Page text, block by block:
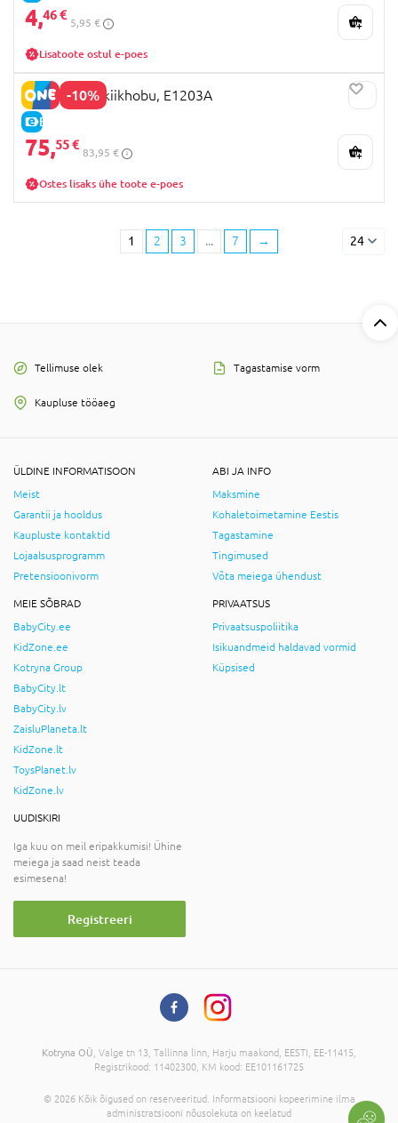
4,46 €
5,95 €
Lisatoote ostul e-poes
-10%
E-HIND
HAPE 2-in-1 kiikhobu, E1203A
75,55 €
83,95 €
Ostes lisaks ühe toote e-poes
1 2 3 ... 7 → 24
Tellimuse olek Tagastamise vorm
Kaupluse tööaeg
ÜLDINE INFORMATISOON
Meist
Garantii ja hooldus
Kaupluste kontaktid
Lojaalsusprogramm
Pretensioonivorm
ABI JA INFO
Maksmine
Kohaletoimetamine Eestis
Tagastamine
Tingimused
Võta meiega ühendust
MEIE SÕBRAD
BabyCity.ee
KidZone.ee
Kotryna Group
BabyCity.lt
BabyCity.lv
ZaisluPlaneta.lt
KidZone.lt
ToysPlanet.lv
KidZone.lv
PRIVAATSUS
Privaatsuspoliitika
Isikuandmeid haldavad vormid
Küpsised
UUDISKIRI
Iga kuu on meil eripakkumisi! Ühine
meiega ja saad neist teada
esimesena!
Registreeri
Kotryna OÜ , Valge tn 13, Tallinna linn, Harju maakond, EESTI, EE-11415,
Registrikood: 11402300, KM kood: EE101161725
© 2026 Kõik õigused on reserveeritud. Informatsiooni kopeerimine ilma
administratsiooni nõusolekuta on keelatud